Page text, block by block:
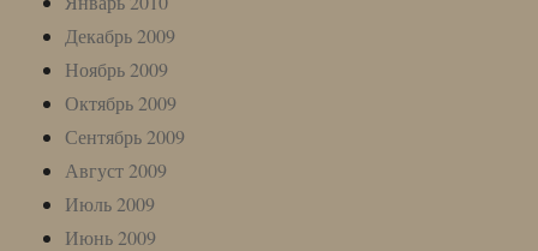
Декабрь 2009
Ноябрь 2009
Октябрь 2009
Сентябрь 2009
Август 2009
Июль 2009
Июнь 2009